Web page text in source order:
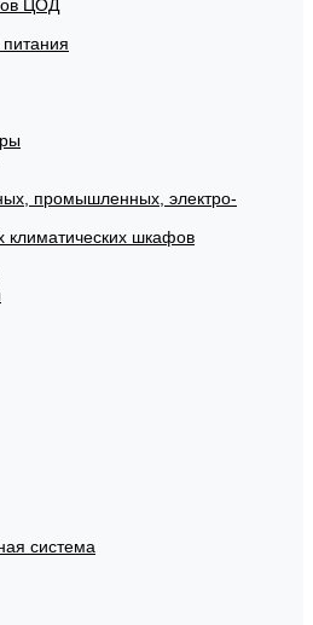
ЦОД
промышленных, электро-
климатических шкафов
система